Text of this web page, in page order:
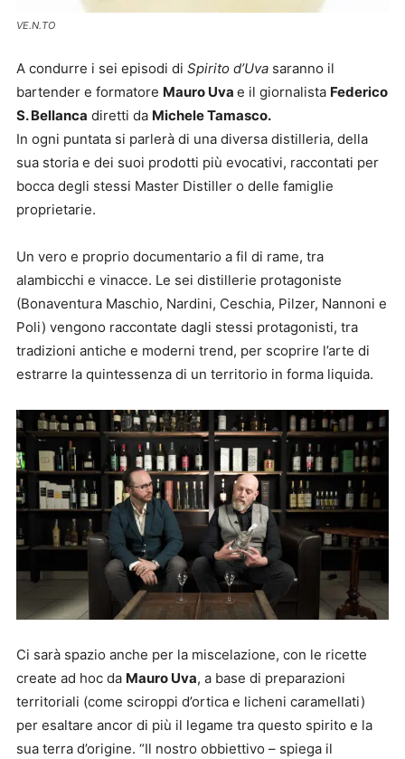
VE.N.TO
A condurre i sei episodi di Spirito d’Uva saranno il
bartender e formatore Mauro Uva e il giornalista Federico
S. Bellanca diretti da Michele Tamasco.
In ogni puntata si parlerà di una diversa distilleria, della
sua storia e dei suoi prodotti più evocativi, raccontati per
bocca degli stessi Master Distiller o delle famiglie
proprietarie.
Un vero e proprio documentario a fil di rame, tra
alambicchi e vinacce. Le sei distillerie protagoniste
(Bonaventura Maschio, Nardini, Ceschia, Pilzer, Nannoni e
Poli) vengono raccontate dagli stessi protagonisti, tra
tradizioni antiche e moderni trend, per scoprire l’arte di
estrarre la quintessenza di un territorio in forma liquida.
Ci sarà spazio anche per la miscelazione, con le ricette
create ad hoc da Mauro Uva, a base di preparazioni
territoriali (come sciroppi d’ortica e licheni caramellati)
per esaltare ancor di più il legame tra questo spirito e la
sua terra d’origine. “Il nostro obbiettivo – spiega il